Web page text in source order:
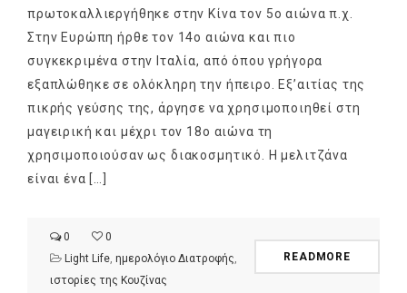
πρωτοκαλλιεργήθηκε στην Κίνα τον 5ο αιώνα π.χ.
Στην Ευρώπη ήρθε τον 14ο αιώνα και πιο
συγκεκριμένα στην Ιταλία, από όπου γρήγορα
εξαπλώθηκε σε ολόκληρη την ήπειρο. Εξ’αιτίας της
πικρής γεύσης της, άργησε να χρησιμοποιηθεί στη
μαγειρική και μέχρι τον 18ο αιώνα τη
χρησιμοποιούσαν ως διακοσμητικό. Η μελιτζάνα
είναι ένα […]
0
0
Light Life ημερολόγιο Διατροφής
ιστορίες της Κουζίνας
READMORE